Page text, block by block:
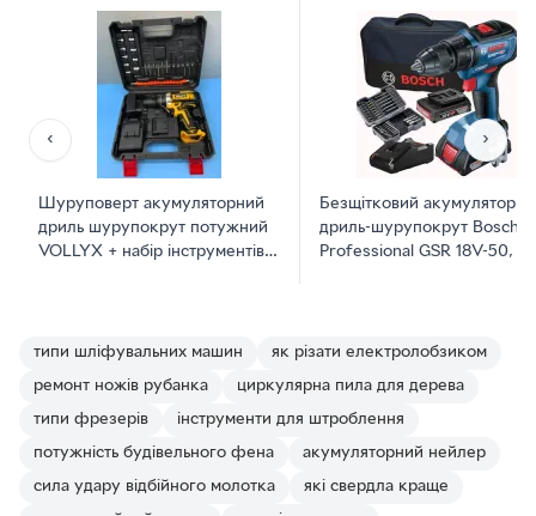
‹
Шуруповерт акумуляторний
дриль шурупокрут потужний
VOLLYX + набір інструментів і
Безщітковий
дриль-шурупокрут Bosch
Professional GSR 18V-50,
(06019H5004)
›
типи шліфувальних машин як різати електролобзиком
ремонт ножів рубанка циркулярна пила для дерева
типи фрезерів інструменти для штроблення
потужність будівельного фена акумуляторний нейлер
сила удару відбійного молотка які свердла краще